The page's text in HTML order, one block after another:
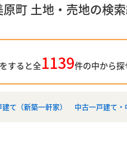
町 土地・売地の検
すると全1139件の中から探
て（新築一軒家） 中古一戸建て・